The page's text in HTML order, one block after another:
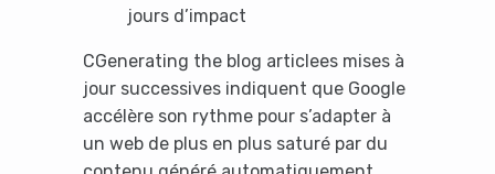
jours d’impact
CGenerating the blog articlees mises à
jour successives indiquent que Google
accélère son rythme pour s’adapter à
un web de plus en plus saturé par du